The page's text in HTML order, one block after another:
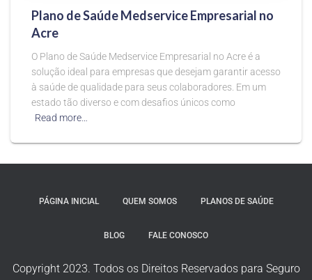
Plano de Saúde Medservice Empresarial no
Acre
O Plano de Saúde Medservice Empresarial no Acre é a
solução ideal para empresas que desejam garantir acesso
à saúde de qualidade para seus colaboradores. Em um
estado tão diverso e com desafios únicos como
Read more…
PÁGINA INICIAL QUEM SOMOS PLANOS DE SAÚDE
BLOG FALE CONOSCO
Copyright 2023. Todos os Direitos Reservados para Seguro